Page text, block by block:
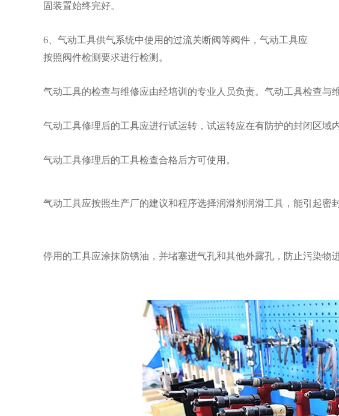
固装置始终完好。
6、气动工具供气系统中使用的过流关断阀等阀件，气动工具应
按照阀件检测要求进行检测。
气动工具的检查与维修应由经培训的专业人员负责。气动工具检查与
气动工具修理后的工具应进行试运转，试运转应在有防护的封闭区域
气动工具修理后的工具检查合格后方可使用。
气动工具应按照生产厂的建议和程序选择润滑剂润滑工具，能引 起密
停用的工具应涂抹防锈油，并堵塞进气孔和其他外露孔，防止污染物